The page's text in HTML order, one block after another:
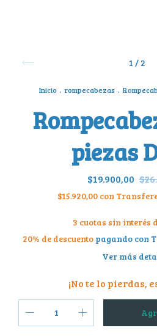
1 / 2
Inicio . rompecabezas .
piezas
$19.900,00
$15.920,00 con
3 cuotas sin interés
20% de descuentopagando con
Ver más
¡No te lo pierdas,